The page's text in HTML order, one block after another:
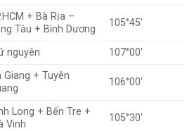
+ Bà Rịa –
Tàu + Bình Dương
105°45′
nguyên 107°00′
Giang + Tuyên
106°00′
Long + Bến Tre +
Vinh
105°30′